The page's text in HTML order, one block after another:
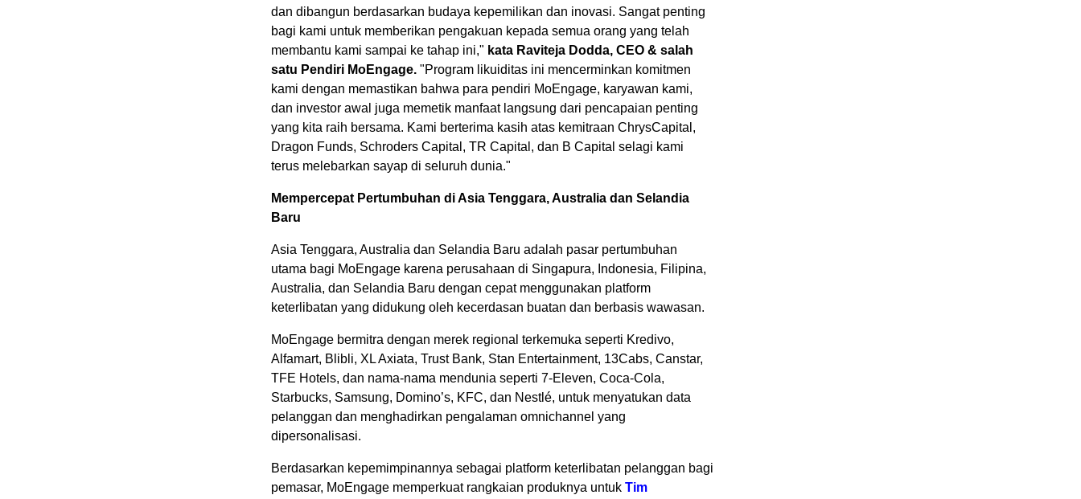
dan dibangun berdasarkan budaya kepemilikan dan inovasi. Sangat penting
bagi kami untuk memberikan pengakuan kepada semua orang yang telah
membantu kami sampai ke tahap ini," kata Raviteja Dodda, CEO & salah
satu Pendiri MoEngage. "Program likuiditas ini mencerminkan komitmen
kami dengan memastikan bahwa para pendiri MoEngage, karyawan kami,
dan investor awal juga memetik manfaat langsung dari pencapaian penting
yang kita raih bersama. Kami berterima kasih atas kemitraan ChrysCapital,
Dragon Funds, Schroders Capital, TR Capital, dan B Capital selagi kami
terus melebarkan sayap di seluruh dunia."
Mempercepat Pertumbuhan diAsia Tenggara,Australia dan Selandia
Baru
Asia Tenggara, Australia dan Selandia Baru adalah pasar pertumbuhan
utama bagi MoEngage karena perusahaan di Singapura, Indonesia, Filipina,
Australia, dan Selandia Baru dengan cepat menggunakan platform
keterlibatan yang didukung oleh kecerdasan buatan dan berbasis wawasan.
MoEngage bermitra dengan merek regional terkemuka seperti Kredivo,
Alfamart, Blibli, XL Axiata, Trust Bank, Stan Entertainment, 13Cabs, Canstar,
TFE Hotels, dan nama-nama mendunia seperti 7-Eleven, Coca-Cola,
Starbucks, Samsung, Domino’s, KFC, dan Nestlé, untuk menyatukan data
pelanggan dan menghadirkan pengalaman omnichannel yang
dipersonalisasi.
Berdasarkan kepemimpinannya sebagai platform keterlibatan pelanggan bagi
pemasar, MoEngage memperkuat rangkaian produknya untuk Tim